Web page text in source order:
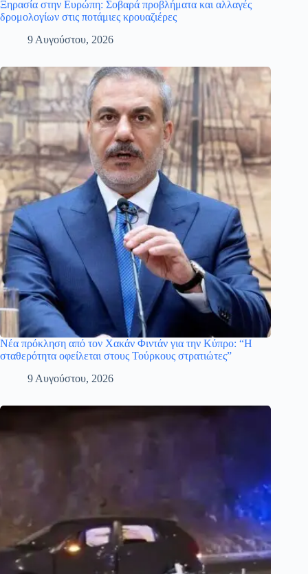
Ξηρασία στην Ευρώπη: Σοβαρά προβλήματα και αλλαγές
δρομολογίων στις ποτάμιες κρουαζιέρες
9 Αυγούστου, 2026
Νέα πρόκληση από τον Χακάν Φιντάν για την Κύπρο: “Η
σταθερότητα οφείλεται στους Τούρκους στρατιώτες”
9 Αυγούστου, 2026